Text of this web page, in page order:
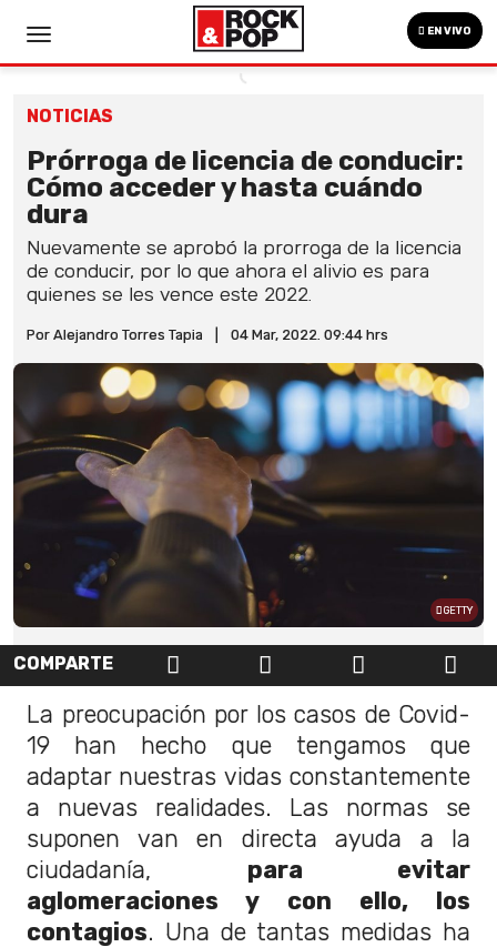
EN VIVO
NOTICIAS
Prórroga de licencia de conducir:
Cómo acceder y hasta cuándo
dura
Nuevamente se aprobó la prorroga de la licencia
de conducir, por lo que ahora el alivio es para
quienes se les vence este 2022.
Por Alejandro Torres Tapia 04 Mar, 2022. 09:44 hrs
GETTY
COMPARTE
La preocupación por los casos de Covid-
19 han hecho que tengamos que
adaptar nuestras vidas constantemente
a nuevas realidades. Las normas se
suponen van en directa ayuda a la
ciudadanía, para evitar
aglomeraciones y con ello, los
contagios. Una de tantas medidas ha